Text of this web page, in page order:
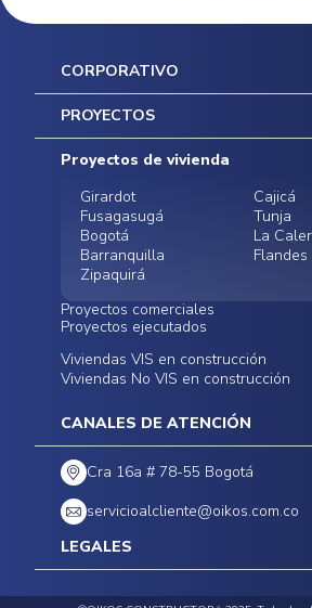
CORPORATIVO
Inicio
Mapa del sitio
Postventas
Contratación Directa
Noticias
PROYECTOS
Proyectos de vivienda
Girardot
Cajicá
Fusagasugá
Tunja
Bogotá
La
Barranquilla
Flandes
Zipaquirá
Proyectos comerciales
Funza
Infinitum
Bodegas - ALMAX
Centro
Proyectos ejecutados
Conoce nuestros
proyectos ejecutados
Viviendas VIS en construcción
Viviendas No VIS en construcción
CANALES DE ATENCIÓN
Cra 16a # 78-55 Bogotá
servicioalcliente@oikos.com.co
LEGALES
Políticas de privacidad